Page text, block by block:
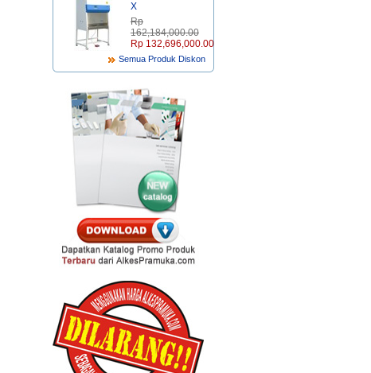
X
Rp‎
162,184,000.00
Rp‎ 132,696,000.00
Semua Produk Diskon